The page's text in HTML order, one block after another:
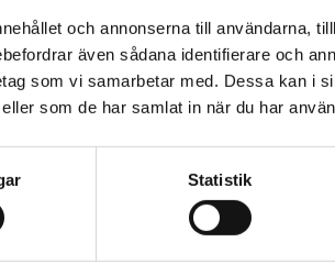
och annonserna till användarna,
även sådana identifierare och
som vi samarbetar med. Dessa kan i
som de har samlat in när du har
Statistik